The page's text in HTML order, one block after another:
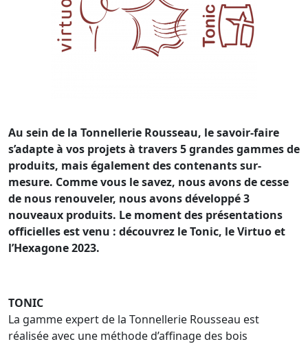
Au sein de la Tonnellerie Rousseau, le savoir-faire
s’adapte à vos projets à travers 5 grandes gammes de
produits, mais également des contenants sur-
mesure. Comme vous le savez, nous avons de cesse
de nous renouveler, nous avons développé 3
nouveaux produits. Le moment des présentations
officielles est venu : découvrez le Tonic, le Virtuo et
l’Hexagone 2023.
TONIC
La gamme expert de la Tonnellerie Rousseau est
réalisée avec une méthode d’affinage des bois